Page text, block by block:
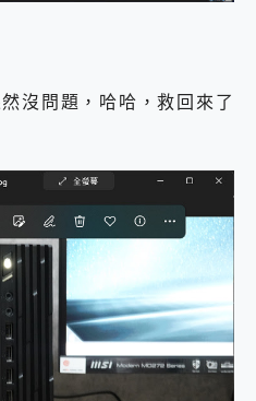
沒問題，哈哈，救回來了